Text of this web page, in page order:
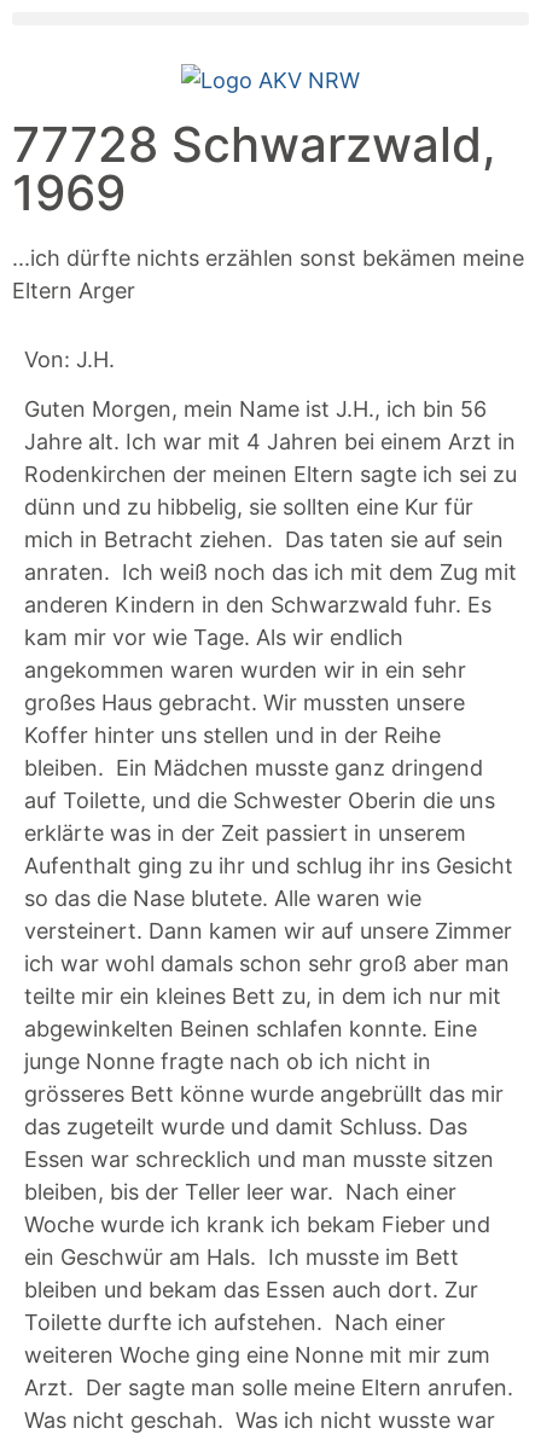
77728 Schwarzwald,
1969
...ich dürfte nichts erzählen sonst bekämen meine
Eltern Arger
Von: J.H.
Guten Morgen, mein Name ist J.H., ich bin 56
Jahre alt. Ich war mit 4 Jahren bei einem Arzt in
Rodenkirchen der meinen Eltern sagte ich sei zu
dünn und zu hibbelig, sie sollten eine Kur für
mich in Betracht ziehen. Das taten sie auf sein
anraten. Ich weiß noch das ich mit dem Zug mit
anderen Kindern in den Schwarzwald fuhr. Es
kam mir vor wie Tage. Als wir endlich
angekommen waren wurden wir in ein sehr
großes Haus gebracht. Wir mussten unsere
Koffer hinter uns stellen und in der Reihe
bleiben. Ein Mädchen musste ganz dringend
auf Toilette, und die Schwester Oberin die uns
erklärte was in der Zeit passiert in unserem
Aufenthalt ging zu ihr und schlug ihr ins Gesicht
so das die Nase blutete. Alle waren wie
versteinert. Dann kamen wir auf unsere Zimmer
ich war wohl damals schon sehr groß aber man
teilte mir ein kleines Bett zu, in dem ich nur mit
abgewinkelten Beinen schlafen konnte. Eine
junge Nonne fragte nach ob ich nicht in
grösseres Bett könne wurde angebrüllt das mir
das zugeteilt wurde und damit Schluss. Das
Essen war schrecklich und man musste sitzen
bleiben, bis der Teller leer war. Nach einer
Woche wurde ich krank ich bekam Fieber und
ein Geschwür am Hals. Ich musste im Bett
bleiben und bekam das Essen auch dort. Zur
Toilette durfte ich aufstehen. Nach einer
weiteren Woche ging eine Nonne mit mir zum
Arzt. Der sagte man solle meine Eltern anrufen.
Was nicht geschah. Was ich nicht wusste war